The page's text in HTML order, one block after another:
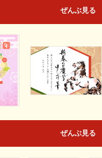
ぜんぶ見る
ぜんぶ見る